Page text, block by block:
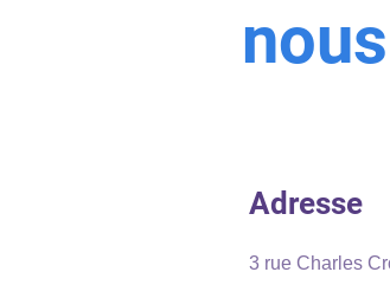
nous
Adresse
​3 rue Charles